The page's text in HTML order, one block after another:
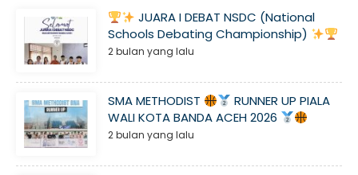
JUARA I DEBAT NSDC (National
Schools Debating Championship)
2 bulan yang lalu
SMA METHODIST
RUNNER UP PIALA
WALI KOTA BANDA ACEH 2026
2 bulan yang lalu